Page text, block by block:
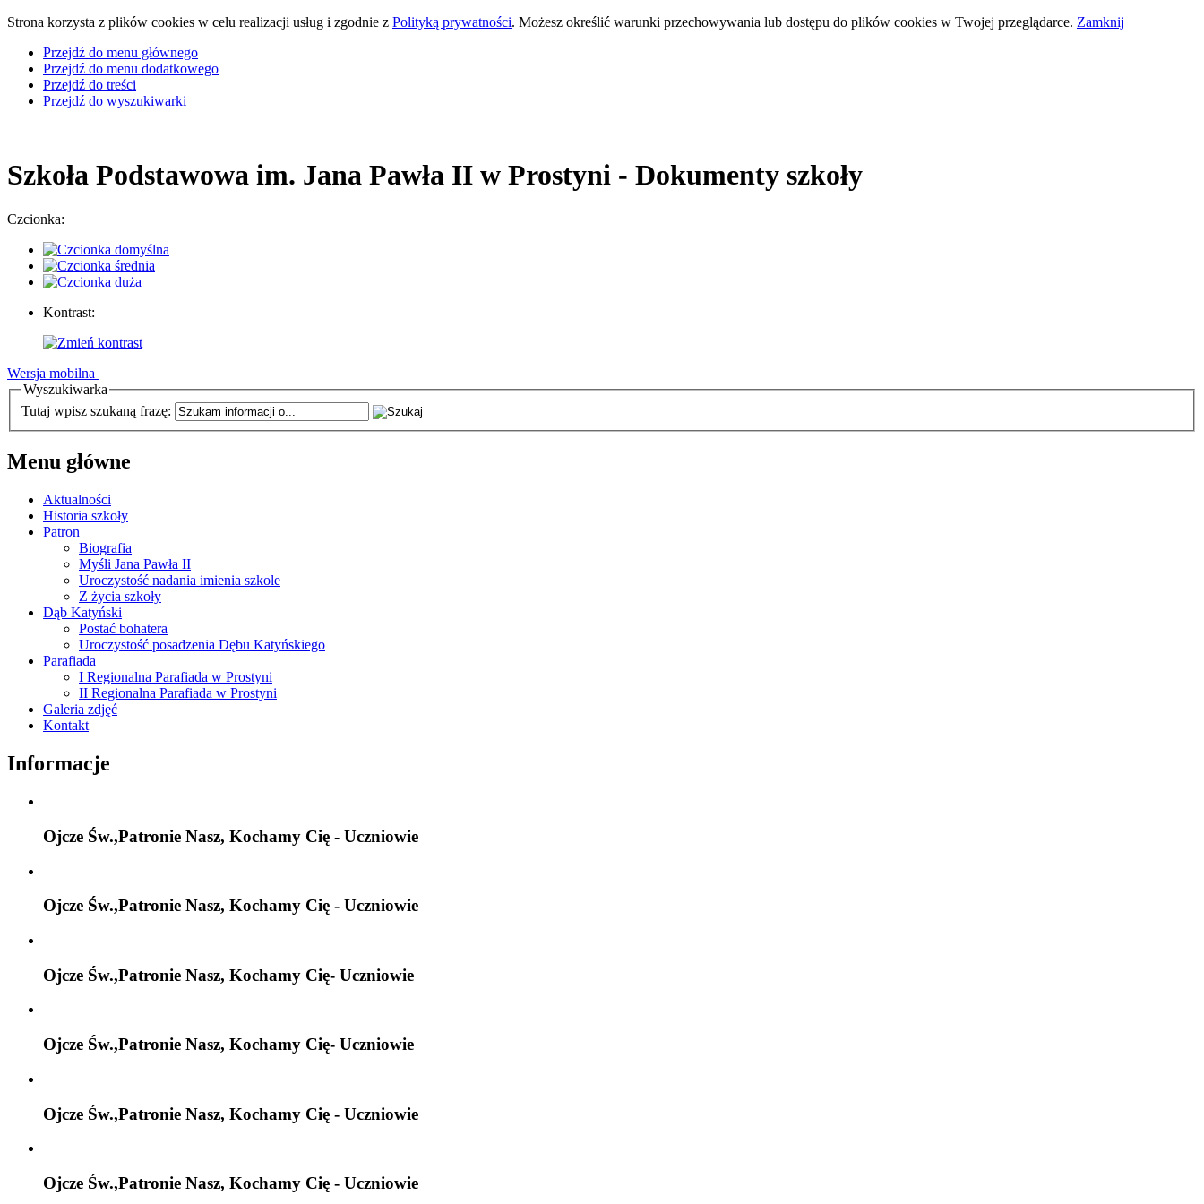
Strona korzysta z plików cookies w celu realizacji usług i zgodnie z Polityką prywatności. Możesz określić warunki przechowywania lub dostępu do plików cookies w Twojej przeglądarce. Zamknij
Przejdź do menu głównego
Przejdź do menu dodatkowego
Przejdź do treści
Przejdź do wyszukiwarki
Szkoła Podstawowa im. Jana Pawła II w Prostyni - Dokumenty szkoły
Czcionka:
Kontrast:
Wersja mobilna
Wyszukiwarka
Tutaj wpisz szukaną frazę:
Menu główne
Aktualności
Historia szkoły
Patron
Biografia
Myśli Jana Pawła II
Uroczystość nadania imienia szkole
Z życia szkoły
Dąb Katyński
Postać bohatera
Uroczystość posadzenia Dębu Katyńskiego
Parafiada
I Regionalna Parafiada w Prostyni
II Regionalna Parafiada w Prostyni
Galeria zdjęć
Kontakt
Informacje
Ojcze Św.,Patronie Nasz, Kochamy Cię - Uczniowie
Ojcze Św.,Patronie Nasz, Kochamy Cię - Uczniowie
Ojcze Św.,Patronie Nasz, Kochamy Cię- Uczniowie
Ojcze Św.,Patronie Nasz, Kochamy Cię- Uczniowie
Ojcze Św.,Patronie Nasz, Kochamy Cię - Uczniowie
Ojcze Św.,Patronie Nasz, Kochamy Cię - Uczniowie